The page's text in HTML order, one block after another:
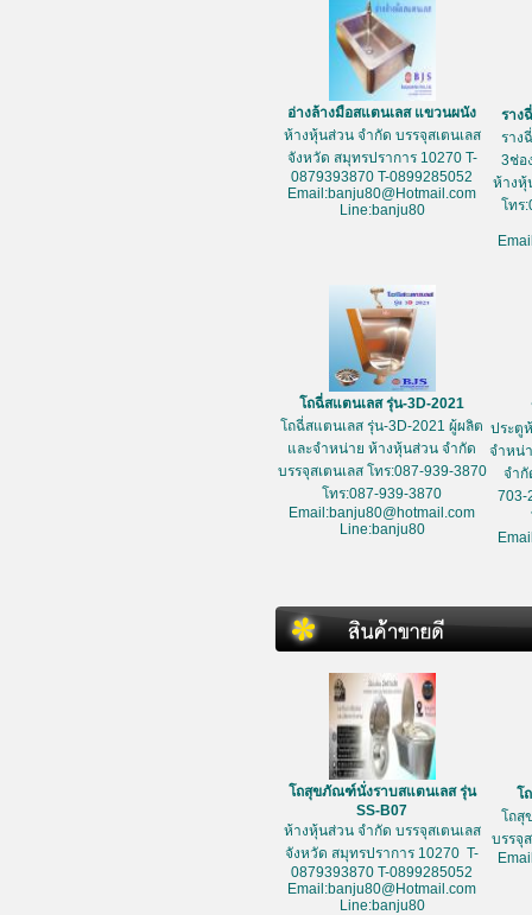
อ่างล้างมือสแตนเลส แขวนผนัง
ห้างหุ้นส่วน จำกัด บรรจุสเตนเลส
จังหวัด สมุทรปราการ 10270 T-
0879393870 T-0899285052
Email:banju80@Hotmail.com
Line:banju80
ราง
ราง
3ช่อ
ห้างหุ้
โทร
โถฉี่สแตนเลส รุ่น-3D-2021
โถฉี่สแตนเลส รุ่น-3D-2021 ผู้ผลิต
และจำหน่าย ห้างหุ้นส่วน จำกัด
บรรจุสเตนเลส โทร:087-939-3870
โทร:087-939-3870
Email:banju80@hotmail.com
Line:banju80
ประตู
จำหน่
จำกั
703-
โถสุขภัณฑ์นั่งราบสแตนเลส รุ่น
SS-B07
ห้างหุ้นส่วน จำกัด บรรจุสเตนเลส
จังหวัด สมุทรปราการ 10270 T-
0879393870 T-0899285052
Email:banju80@Hotmail.com
Line:banju80
โ
โถสุ
บรรจุ